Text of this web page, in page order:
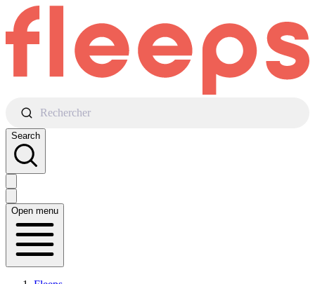
Rechercher
Search
Open menu